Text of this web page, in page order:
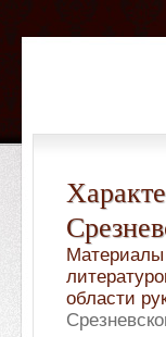
Материалы
области